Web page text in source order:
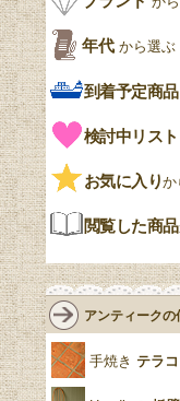
ェア
洋服タンス
チェストおし
クローゼット
鏡台
花台
仏壇おしゃれ
式
エリザベス
ジャコビアン
ロココ様式
白・ホワイト
黒・ブラック
コーニス
グ
ストラップ
雷文
ビーディング
リネンフォ
ルネット
アカンサス
パイクラスト
オーク材
マホガニー
ローズウッ
サテンウッ
ブランド一覧
Handleオリ
ウィリアムモ
ロイドルーム
コントワー
ユ
年代 から選ぶ
年代別の一覧
アンティーク
ビンテージ
到着予定商品
検討中リスト
お気に入りか
閲覧した商品
アンティーク
手焼き テラ